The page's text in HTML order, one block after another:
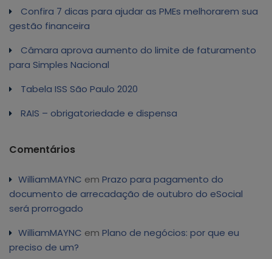
Confira 7 dicas para ajudar as PMEs melhorarem sua
gestão financeira
Câmara aprova aumento do limite de faturamento
para Simples Nacional
Tabela ISS São Paulo 2020
RAIS – obrigatoriedade e dispensa
Comentários
WilliamMAYNC em Prazo para pagamento do
documento de arrecadação de outubro do eSocial
será prorrogado
WilliamMAYNC em Plano de negócios: por que eu
preciso de um?